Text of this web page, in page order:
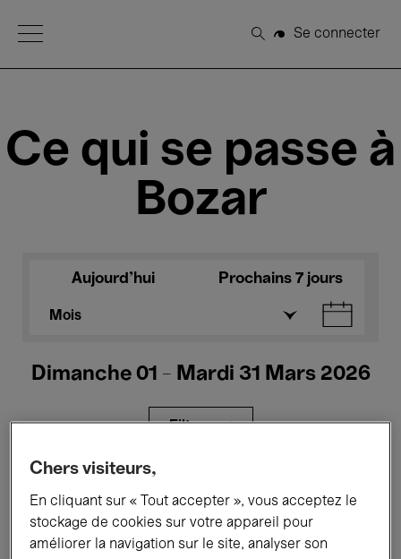
Open Menu
Rechercher
Se connecter
Ce qui se passe à
Bozar
Aujourd'hui Prochains 7 jours
Mois
Dimanche 01 - Mardi 31 Mars 2026
Filtres
Expositions Films Performances
Chers visiteurs,
En cliquant sur « Tout accepter », vous acceptez le
stockage de cookies sur votre appareil pour
améliorer la navigation sur le site, analyser son